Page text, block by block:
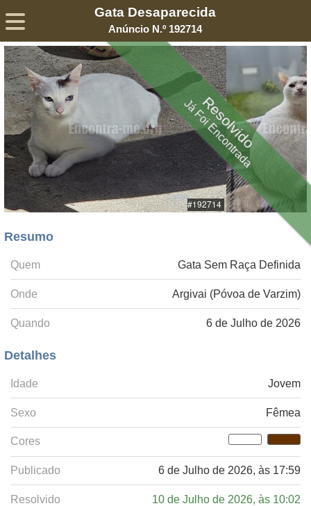
Resolvido
Já Foi Encontrada
Gata Desaparecida
Anúncio N.º 192714
Resumo
Quem Gata Sem Raça Definida
Onde Argivai (Póvoa de Varzim)
Quando 6 de Julho de 2026
Detalhes
Idade Jovem
Sexo Fêmea
Cores
Publicado 6 de Julho de 2026, às 17:59
Resolvido 10 de Julho de 2026, às 10:02
Sobre Declaração de Privacidade Termos de Serviço
©2005-2026 Encontra-me® – Todos os Direitos Reservados